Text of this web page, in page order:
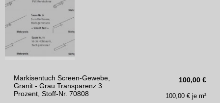
100,00 €
Markisentuch Screen-Gewebe,
Granit - Grau Transparenz 3
Prozent, Stoff-Nr. 70808
100,00 € je m²